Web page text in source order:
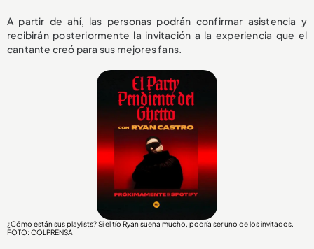
A partir de ahí, las personas podrán confirmar asistencia y
recibirán posteriormente la invitación a la experiencia que el
cantante creó para sus mejores fans.
¿Cómo están sus playlists? Si el tío Ryan suena mucho, podría ser uno de los invitados.
FOTO: COLPRENSA